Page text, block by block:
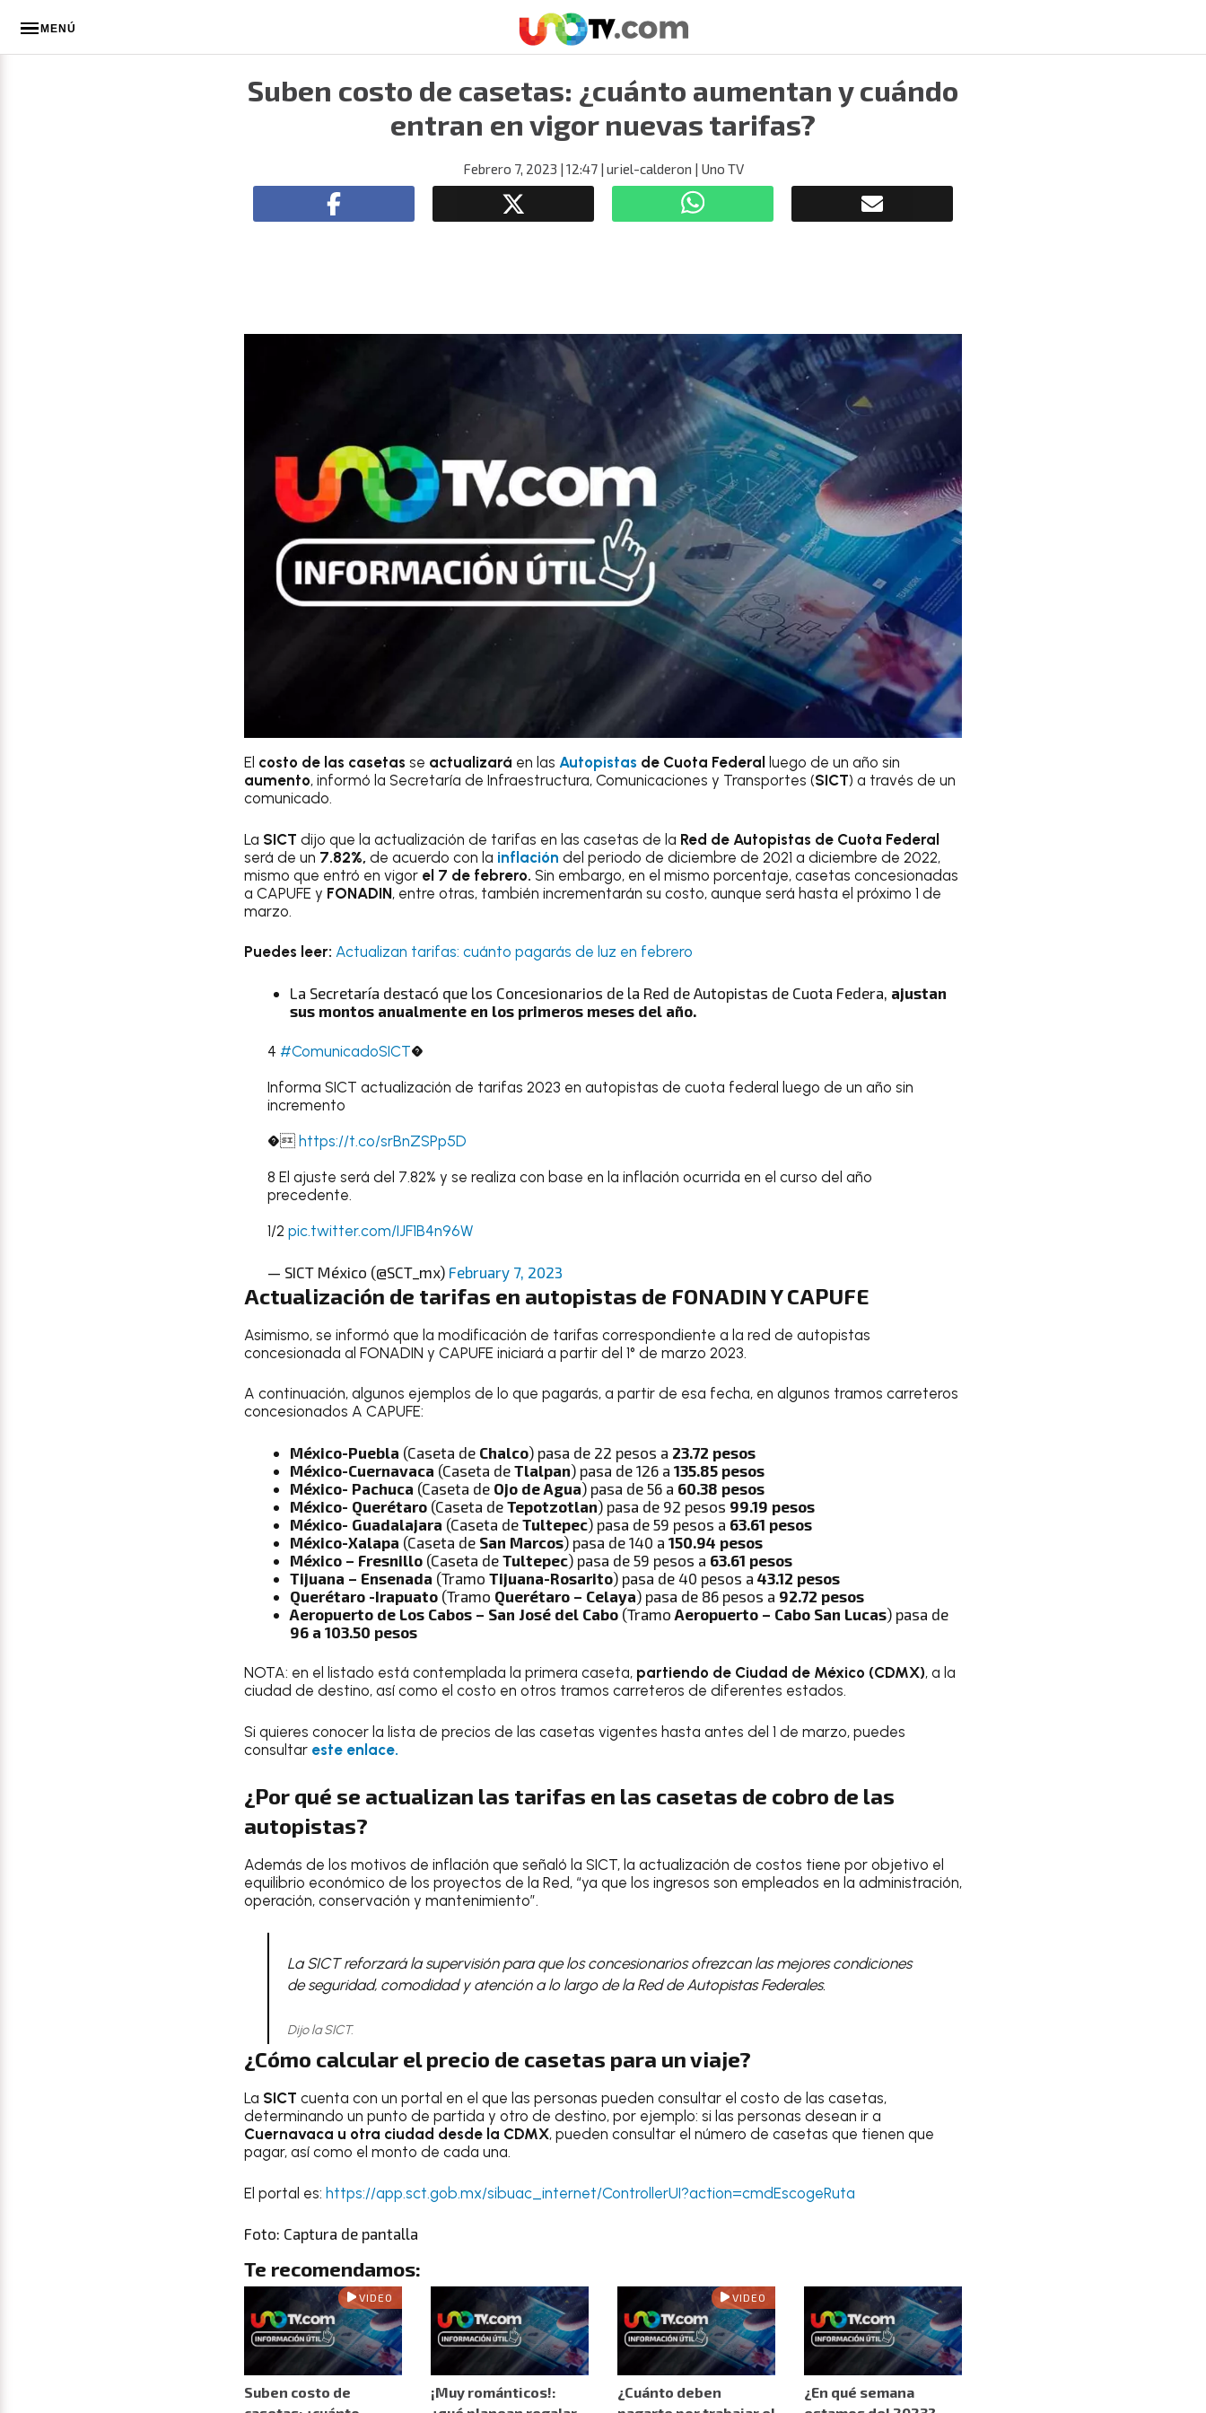
MENÚ
Suben costo de casetas: ¿cuánto aumentan y cuándo
entran en vigor nuevas tarifas?
Febrero 7, 2023 | 12:47| uriel-calderon | Uno TV
El costo de las casetas se actualizará en las Autopistas de Cuota Federal luego de un año sin
aumento, informó la Secretaría de Infraestructura, Comunicaciones y Transportes (SICT) a través de un
comunicado.
La SICT dijo que la actualización de tarifas en las casetas de la Red de Autopistas de Cuota Federal
será de un 7.82%, de acuerdo con la inflación del periodo de diciembre de 2021 a diciembre de 2022,
mismo que entró en vigor el 7 de febrero. Sin embargo, en el mismo porcentaje, casetas concesionadas
a CAPUFE y FONADIN, entre otras, también incrementarán su costo, aunque será hasta el próximo 1 de
marzo.
Puedes leer: Actualizan tarifas: cuánto pagarás de luz en febrero
La Secretaría destacó que los Concesionarios de la Red de Autopistas de Cuota Federa, ajustan
sus montos anualmente en los primeros meses del año.
4 #ComunicadoSICT�
Informa SICT actualización de tarifas 2023 en autopistas de cuota federal luego de un año sin
incremento
� https://t.co/srBnZSPp5D
8 El ajuste será del 7.82% y se realiza con base en la inflación ocurrida en el curso del año
precedente.
1/2 pic.twitter.com/IJF1B4n96W
— SICT México (@SCT_mx) February 7, 2023
Actualización de tarifas en autopistas de FONADIN Y CAPUFE
Asimismo, se informó que la modificación de tarifas correspondiente a la red de autopistas
concesionada al FONADIN y CAPUFE iniciará a partir del 1° de marzo 2023.
A continuación, algunos ejemplos de lo que pagarás, a partir de esa fecha, en algunos tramos carreteros
concesionados A CAPUFE:
México-Puebla (Caseta de Chalco) pasa de 22 pesos a 23.72 pesos
México-Cuernavaca (Caseta de Tlalpan) pasa de 126 a 135.85 pesos
México- Pachuca (Caseta de Ojo de Agua) pasa de 56 a 60.38 pesos
México- Querétaro (Caseta de Tepotzotlan) pasa de 92 pesos 99.19 pesos
México- Guadalajara (Caseta de Tultepec) pasa de 59 pesos a 63.61 pesos
México-Xalapa (Caseta de San Marcos) pasa de 140 a 150.94 pesos
México – Fresnillo (Caseta de Tultepec) pasa de 59 pesos a 63.61 pesos
Tijuana – Ensenada (Tramo Tijuana-Rosarito) pasa de 40 pesos a 43.12 pesos
Querétaro -Irapuato (Tramo Querétaro – Celaya) pasa de 86 pesos a 92.72 pesos
Aeropuerto de Los Cabos – San José del Cabo (Tramo Aeropuerto – Cabo San Lucas) pasa de
96 a 103.50 pesos
NOTA: en el listado está contemplada la primera caseta, partiendo de Ciudad de México (CDMX), a la
ciudad de destino, así como el costo en otros tramos carreteros de diferentes estados.
Si quieres conocer la lista de precios de las casetas vigentes hasta antes del 1 de marzo, puedes
consultar este enlace.
¿Por qué se actualizan las tarifas en las casetas de cobro de las
autopistas?
Además de los motivos de inflación que señaló la SICT, la actualización de costos tiene por objetivo el
equilibrio económico de los proyectos de la Red, “ya que los ingresos son empleados en la administración,
operación, conservación y mantenimiento”.
La SICT reforzará la supervisión para que los concesionarios ofrezcan las mejores condiciones
de seguridad, comodidad y atención a lo largo de la Red de Autopistas Federales.
Dijo la SICT.
¿Cómo calcular el precio de casetas para un viaje?
La SICT cuenta con un portal en el que las personas pueden consultar el costo de las casetas,
determinando un punto de partida y otro de destino, por ejemplo: si las personas desean ir a
Cuernavaca u otra ciudad desde la CDMX, pueden consultar el número de casetas que tienen que
pagar, así como el monto de cada una.
El portal es: https://app.sct.gob.mx/sibuac_internet/ControllerUI?action=cmdEscogeRuta
Foto: Captura de pantalla
Te recomendamos:
VIDEO
Suben costo de
¡Muy románticos!:
VIDEO
¿Cuánto deben
¿En qué semana